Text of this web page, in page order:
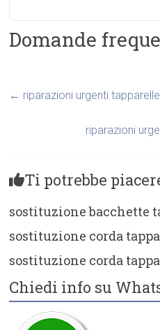
Domande
← riparazioni urgenti
riparazioni
Ti potrebbe
sostituzione bacchette
sostituzione corda
sostituzione corda
Chiedi info su